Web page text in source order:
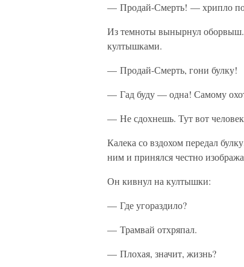
— Продай-Смерть! — хрипло
Из темноты вынырнул оборвыш.
култышками.
— Продай-Смерть, гони булку!
— Гад буду — одна! Самому
— Не сдохнешь. Тут вот
Калека со вздохом передал
ним и принялся честно
Он кивнул на култышки:
— Где угораздило?
— Трамвай отхряпал.
— Плохая, значит, жизнь?